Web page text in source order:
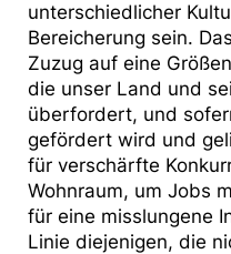
unterschiedlicher
Bereicherung sein.
Zuzug auf eine
die unser Land und
überfordert, und
gefördert wird und
für verschärfte
Wohnraum, um Jobs
für eine misslungene
Linie diejenigen, die